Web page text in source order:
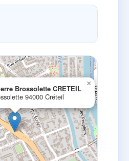
Brossolette CRETEIL
94000 Créteil
×